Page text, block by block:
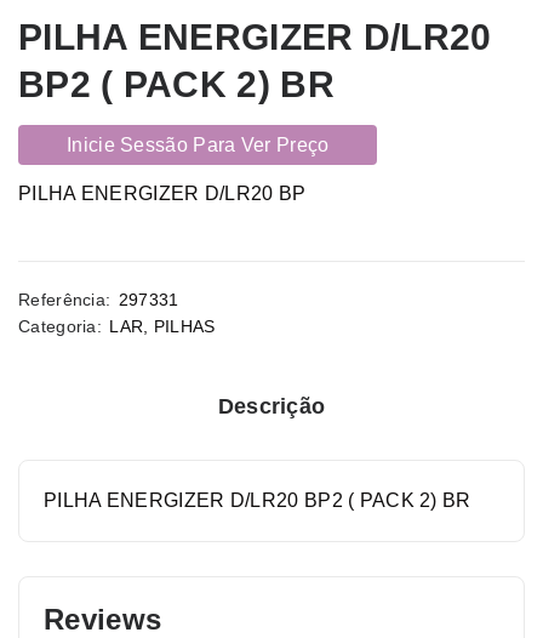
PILHA ENERGIZER D/LR20
BP2 ( PACK 2) BR
Inicie Sessão Para Ver Preço
PILHA ENERGIZER D/LR20 BP
Referência: 297331
Categoria: LAR PILHAS
Descrição
PILHA ENERGIZER D/LR20 BP2 ( PACK 2) BR
Reviews